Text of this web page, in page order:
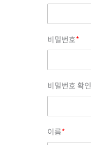
비밀번호*
비밀번호 확인
이름*